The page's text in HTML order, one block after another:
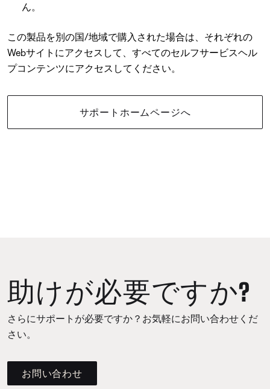
ん。
この製品を別の国/地域で購入された場合は、それぞれの
Webサイトにアクセスして、すべてのセルフサービスヘル
プコンテンツにアクセスしてください。
サポートホームページへ
助けが必要ですか?
さらにサポートが必要ですか？お気軽にお問い合わせくだ
さい。
お問い合わせ